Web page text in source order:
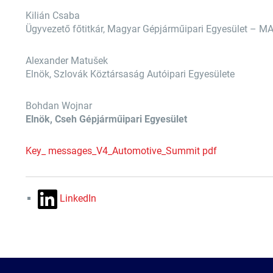
Kilián Csaba
Ügyvezető főtitkár, Magyar Gépjárműipari Egyesület –
Alexander Matušek
Elnök, Szlovák Köztársaság Autóipari Egyesülete
Bohdan Wojnar
Elnök, Cseh Gépjárműipari Egyesület
Key_ messages_V4_Automotive_Summit pdf
LinkedIn